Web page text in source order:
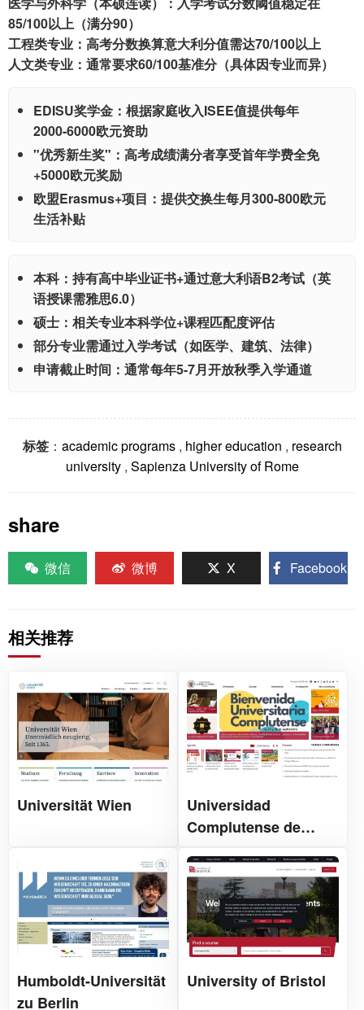
85/100以上（满分90）
工程类专业：高考分数换算意大利分值需达70/100以上
人文类专业：通常要求60/100基准分（具体因专业而异）
EDISU奖学金：根据家庭收入ISEE值提供每年
2000-6000欧元资助
"优秀新生奖"：高考成绩满分者享受首年学费全免
+5000欧元奖励
欧盟Erasmus+项目：提供交换生每月300-800欧元
生活补贴
本科：持有高中毕业证书+通过意大利语B2考试（英
语授课需雅思6.0）
硕士：相关专业本科学位+课程匹配度评估
部分专业需通过入学考试（如医学、建筑、法律）
申请截止时间：通常每年5-7月开放秋季入学通道
标签： academic programs, higher education , research
university, Sapienza University of Rome
share
微信 微博 X Facebook
相关推荐
Universität Wien
Universidad
Complutense de
Madrid
Humboldt-Universität
zu Berlin
University of Bristol